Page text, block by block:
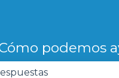
podemos